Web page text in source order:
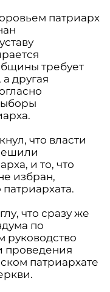
патриарх
требует
другая
что власти
и то, что
избран,
что сразу же
по
руководство
проведения
патриархате